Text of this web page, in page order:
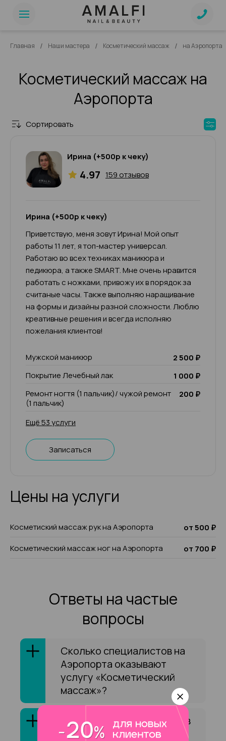
Главная / Наши мастера / Косметический массаж / на Аэропорта
Косметический массаж на
Аэропорта
Сортировать
Ирина (+500р к чеку)
4.97 159 отзывов
Ирина (+500р к чеку)
Приветствую, меня зовут Ирина! Мой опыт
работы 11 лет, я топ-мастер универсал.
Работаю во всех техниках маникюра и
педикюра, а также SMART. Мне очень нравится
работать с ножками, привожу их в порядок за
считаные часы. Также выполняю наращивание
на формы и дизайны разной сложности. Люблю
креативные решения и всегда исполняю
пожелания клиентов!
Мужской маникюр
2 500 ₽
Покрытие Лечебный лак
1 000 ₽
Ремонт ногтя (1 пальчик)/ чужой ремонт
(1 пальчик)
200 ₽
Ещё 53 услуги
Записаться
Цены на услуги
Косметиский массаж рук на Аэропорта
от 500 ₽
Косметический массаж ног на Аэропорта
от 700 ₽
Ответы на частые
вопросы
Сколько специалистов на
Аэропорта оказывают
услугу «Косметический
массаж»?
Как выбрать специалиста в
сфере «Косметический